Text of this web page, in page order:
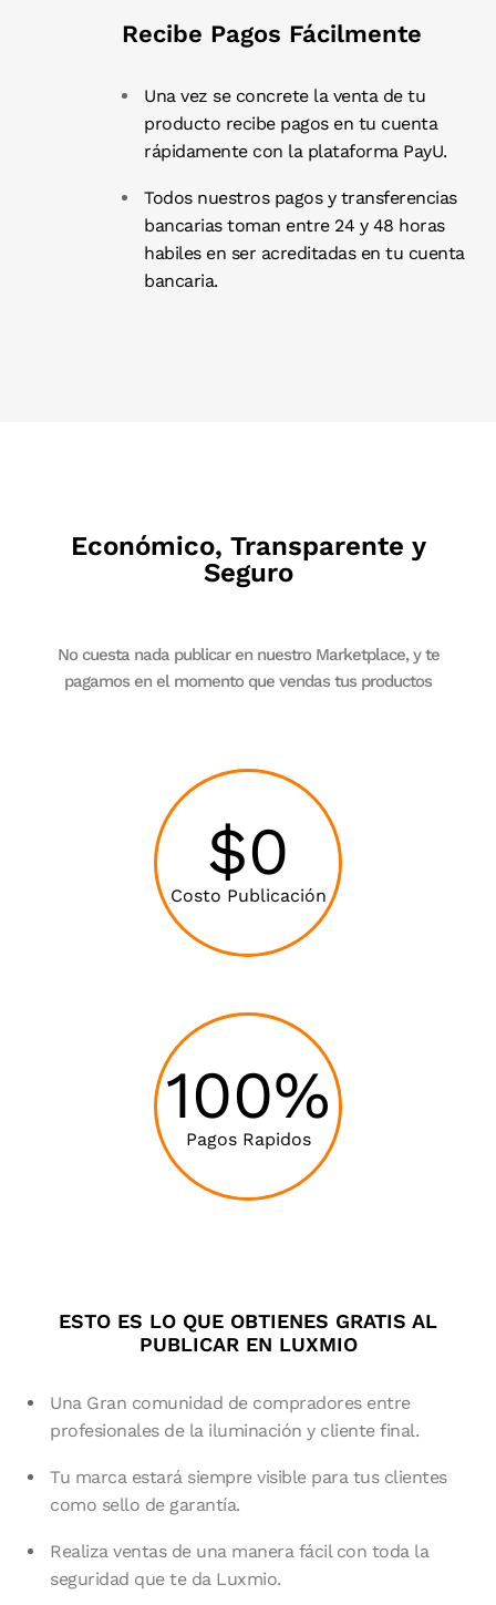
Recibe Pagos Fácilmente
Una vez se concrete la venta de tu
producto recibe pagos en tu cuenta
rápidamente con la plataforma PayU.
Todos nuestros pagos y transferencias
bancarias toman entre 24 y 48 horas
habiles en ser acreditadas en tu cuenta
bancaria.
Económico, Transparente y
Seguro
No cuesta nada publicar en nuestro Marketplace, y te
pagamos en el momento que vendas tus productos
$0
Costo Publicación
100%
Pagos Rapidos
ESTO ES LO QUE OBTIENES GRATIS AL
PUBLICAR EN LUXMIO
Una Gran comunidad de compradores entre
profesionales de la iluminación y cliente final.
Tu marca estará siempre visible para tus clientes
como sello de garantía.
Realiza ventas de una manera fácil con toda la
seguridad que te da Luxmio.